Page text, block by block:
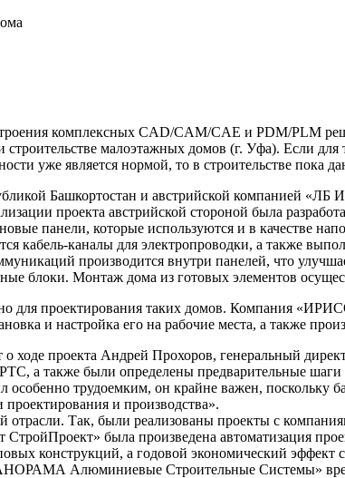
комплексных CAD/CAM/CAE и PDM/PLM
малоэтажных домов (г. Уфа). Если для
уже является нормой, то в строительстве пока
Башкортостан и австрийской компанией «ЛБ
проекта австрийской стороной была
панели, которые используются и в качестве
кабель-каналы для электропроводки, а также
производится внутри панелей, что
блоки. Монтаж дома из готовых элементов
для проектирования таких домов. Компания
и настройка его на рабочие места, а также
ходе проекта Андрей Прохоров, генеральный
также были определены предварительные шаги
трудоемким, он крайне важен, поскольку
и производства».
Так, были реализованы проекты с
была произведена автоматизация
конструкций, а годовой экономический эффект
Алюминиевые Строительные Системы»